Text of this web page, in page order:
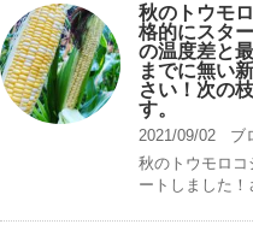
秋のトウモ
格的にスタ
の温度差と
までに無い
さい！次の
す。
2021/09/02
ブ
秋のトウモロコ
ートしました！